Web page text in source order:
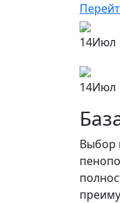
14Июл
14Июл
Выбор